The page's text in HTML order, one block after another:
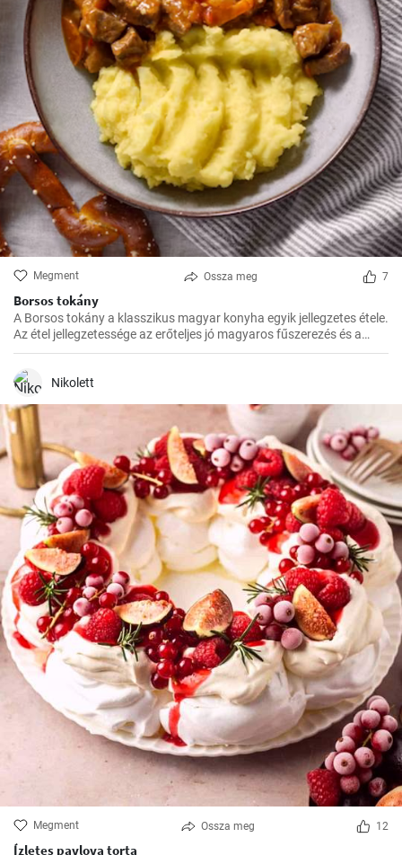
Megment Ossza meg 7
Borsos tokány
A Borsos tokány a klasszikus magyar konyha egyik jellegzetes étele.
Az étel jellegzetessége az erőteljes jó magyaros fűszerezés és a
hosszú, lassú főzés, melynek köszönhetően az ízek mindig
belőle.
Nikolett
Megment Ossza meg 12
Ízletes pavlova torta